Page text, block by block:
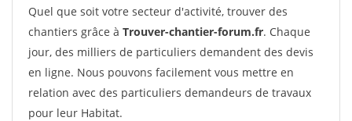
Quel que soit votre secteur d'activité, trouver des
chantiers grâce à Trouver-chantier-forum.fr. Chaque
jour, des milliers de particuliers demandent des devis
en ligne. Nous pouvons facilement vous mettre en
relation avec des particuliers demandeurs de travaux
pour leur Habitat.